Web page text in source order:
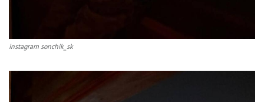
instagram sonchik_sk